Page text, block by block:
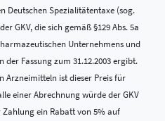
Deutschen Spezialitätentaxe (sog.
GKV, die sich gemäß §129 Abs. 5a
Unternehmens und
Fassung zum 31.12.2003 ergibt.
Arzneimitteln ist dieser Preis für
einer Abrechnung würde der GKV
ein Rabatt von 5% auf